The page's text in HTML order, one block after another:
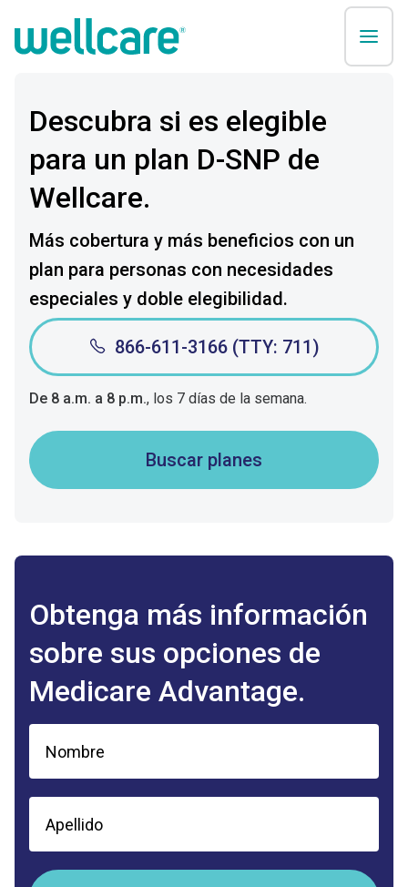
Descubra si es elegible
para un plan D-SNP de
Wellcare.
Más cobertura y más beneficios con un
plan para personas con necesidades
especiales y doble elegibilidad.
866-611-3166 (TTY: 711)
De 8 a.m. a 8 p.m., los 7 días de la semana.
Buscar planes
Obtenga más información
sobre sus opciones de
Medicare Advantage.